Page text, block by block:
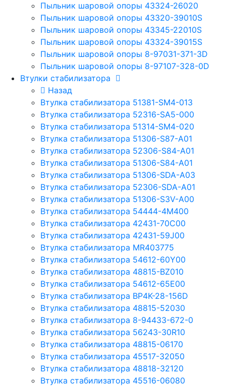
Пыльник шаровой опоры 43324-26020
Пыльник шаровой опоры 43320-39010S
Пыльник шаровой опоры 43345-22010S
Пыльник шаровой опоры 43324-39015S
Пыльник шаровой опоры 8-97031-371-3D
Пыльник шаровой опоры 8-97107-328-0D
Втулки стабилизатора
Назад
Втулка стабилизатора 51381-SM4-013
Втулка стабилизатора 52316-SA5-000
Втулка стабилизатора 51314-SM4-020
Втулка стабилизатора 51306-S87-A01
Втулка стабилизатора 52306-S84-A01
Втулка стабилизатора 51306-S84-A01
Втулка стабилизатора 51306-SDA-A03
Втулка стабилизатора 52306-SDA-A01
Втулка стабилизатора 51306-S3V-A00
Втулка стабилизатора 54444-4M400
Втулка стабилизатора 42431-70С00
Втулка стабилизатора 42431-59J00
Втулка стабилизатора MR403775
Втулка стабилизатора 54612-60Y00
Втулка стабилизатора 48815-BZ010
Втулка стабилизатора 54612-65Е00
Втулка стабилизатора BP4K-28-156D
Втулка стабилизатора 48815-52030
Втулка стабилизатора 8-94433-672-0
Втулка стабилизатора 56243-30R10
Втулка стабилизатора 48815-06170
Втулка стабилизатора 45517-32050
Втулка стабилизатора 48818-32120
Втулка стабилизатора 45516-06080